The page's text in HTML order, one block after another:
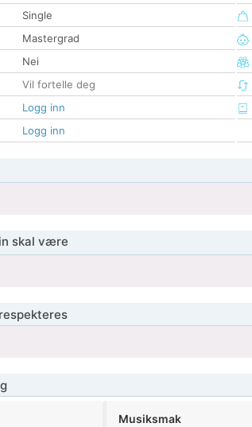
Single
Mastergrad
Nei
Vil fortelle deg
Logg inn
Logg inn
skal være
Musiksmak